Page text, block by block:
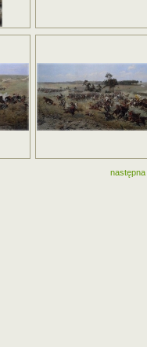
następna